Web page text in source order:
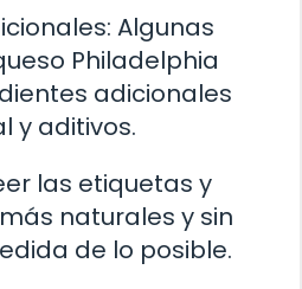
Algunas
Philadelphia
adicionales
y aditivos.
las etiquetas y
naturales y sin
de lo posible.